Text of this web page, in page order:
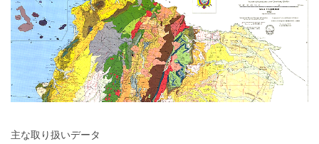
主な取り扱いデータ